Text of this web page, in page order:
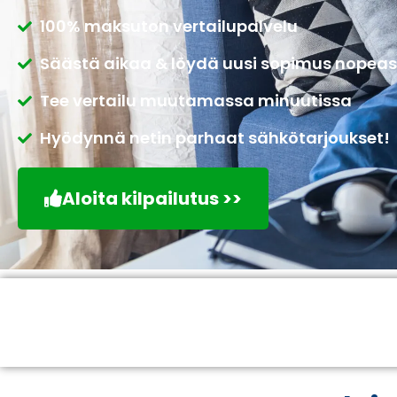
100% maksuton vertailupalvelu
Säästä aikaa & löydä uusi sopimus
Tee vertailu muutamassa minuutissa
Hyödynnä netin parhaat sähkötarjoukset!
Aloita kilpailutus >>